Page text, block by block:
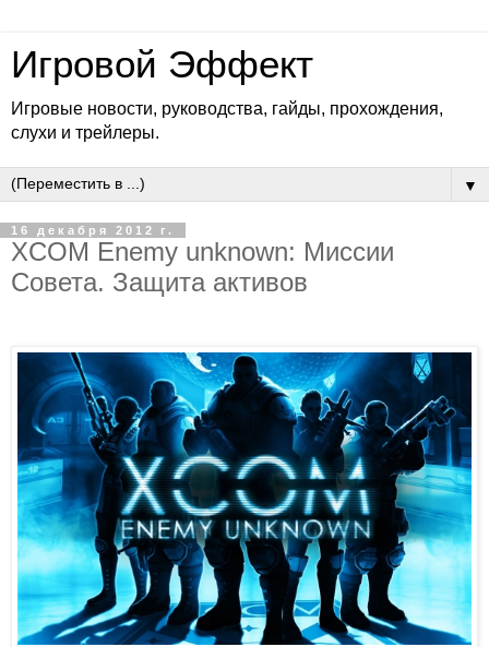
Игровой Эффект
Игровые новости, руководства, гайды, прохождения,
слухи и трейлеры.
▼
16 декабря 2012 г.
XCOM Enemy unknown: Миссии
Совета. Защита активов